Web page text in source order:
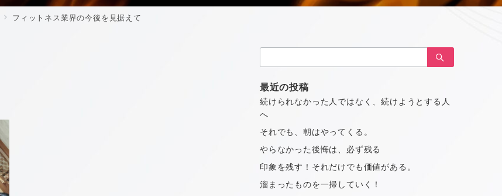
フィットネス業界の今後を見据えて
索：
最近の投稿
続けられなかった人ではなく、続けようとする人
へ
それでも、朝はやってくる。
やらなかった後悔は、必ず残る
印象を残す！それだけでも価値がある。
溜まったものを一掃していく！